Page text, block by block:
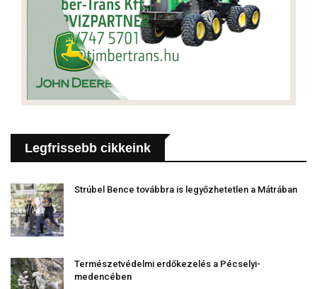
Legfrissebb cikkeink
Strúbel Bence továbbra is legyőzhetetlen a Mátrában
Természetvédelmi erdőkezelés a Pécselyi-
medencében